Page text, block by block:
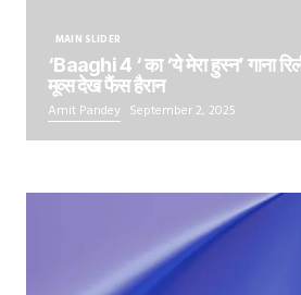
MAIN SLIDER
‘Baaghi 4 ‘ का ‘ये मेरा हुस्न’ गाना
मूव्स देख फैंस हैरान
Amit Pandey September 2, 2025